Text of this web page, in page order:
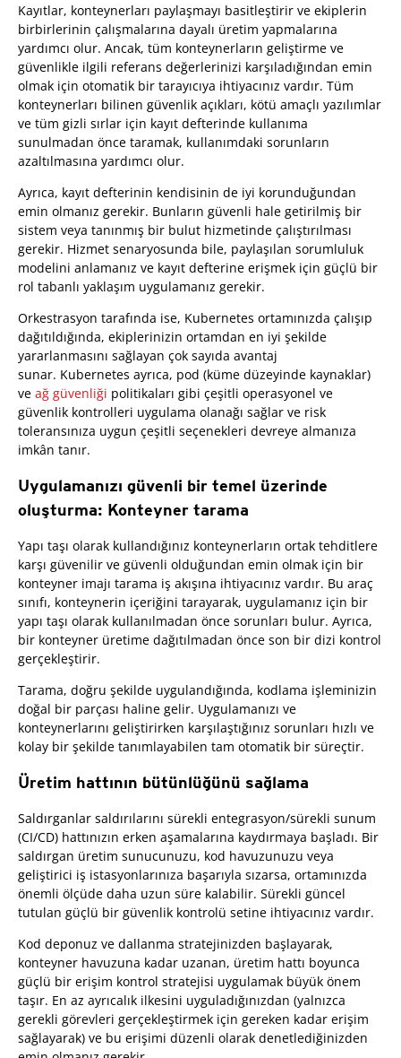
Kayıtlar, konteynerları paylaşmayı basitleştirir ve ekiplerin
birbirlerinin çalışmalarına dayalı üretim yapmalarına
yardımcı olur. Ancak, tüm konteynerların geliştirme ve
güvenlikle ilgili referans değerlerinizi karşıladığından emin
olmak için otomatik bir tarayıcıya ihtiyacınız vardır. Tüm
konteynerları bilinen güvenlik açıkları, kötü amaçlı yazılımlar
ve tüm gizli sırlar için kayıt defterinde kullanıma
sunulmadan önce taramak, kullanımdaki sorunların
azaltılmasına yardımcı olur.
Ayrıca, kayıt defterinin kendisinin de iyi korunduğundan
emin olmanız gerekir. Bunların güvenli hale getirilmiş bir
sistem veya tanınmış bir bulut hizmetinde çalıştırılması
gerekir. Hizmet senaryosunda bile, paylaşılan sorumluluk
modelini anlamanız ve kayıt defterine erişmek için güçlü bir
rol tabanlı yaklaşım uygulamanız gerekir.
Orkestrasyon tarafında ise, Kubernetes ortamınızda çalışıp
dağıtıldığında, ekiplerinizin ortamdan en iyi şekilde
yararlanmasını sağlayan çok sayıda avantaj
sunar. Kubernetes ayrıca, pod (küme düzeyinde kaynaklar)
ve ağ güvenliği politikaları gibi çeşitli operasyonel ve
güvenlik kontrolleri uygulama olanağı sağlar ve risk
toleransınıza uygun çeşitli seçenekleri devreye almanıza
imkân tanır.
Uygulamanızı güvenli bir temel üzerinde
oluşturma: Konteyner tarama
Yapı taşı olarak kullandığınız konteynerların ortak tehditlere
karşı güvenilir ve güvenli olduğundan emin olmak için bir
konteyner imajı tarama iş akışına ihtiyacınız vardır. Bu araç
sınıfı, konteynerin içeriğini tarayarak, uygulamanız için bir
yapı taşı olarak kullanılmadan önce sorunları bulur. Ayrıca,
bir konteyner üretime dağıtılmadan önce son bir dizi kontrol
gerçekleştirir.
Tarama, doğru şekilde uygulandığında, kodlama işleminizin
doğal bir parçası haline gelir. Uygulamanızı ve
konteynerlarını geliştirirken karşılaştığınız sorunları hızlı ve
kolay bir şekilde tanımlayabilen tam otomatik bir süreçtir.
Üretim hattının bütünlüğünü sağlama
Saldırganlar saldırılarını sürekli entegrasyon/sürekli sunum
(CI/CD) hattınızın erken aşamalarına kaydırmaya başladı. Bir
saldırgan üretim sunucunuzu, kod havuzunuzu veya
geliştirici iş istasyonlarınıza başarıyla sızarsa, ortamınızda
önemli ölçüde daha uzun süre kalabilir. Sürekli güncel
tutulan güçlü bir güvenlik kontrolü setine ihtiyacınız vardır.
Kod deponuz ve dallanma stratejinizden başlayarak,
konteyner havuzuna kadar uzanan, üretim hattı boyunca
güçlü bir erişim kontrol stratejisi uygulamak büyük önem
taşır. En az ayrıcalık ilkesini uyguladığınızdan (yalnızca
gerekli görevleri gerçekleştirmek için gereken kadar erişim
sağlayarak) ve bu erişimi düzenli olarak denetlediğinizden